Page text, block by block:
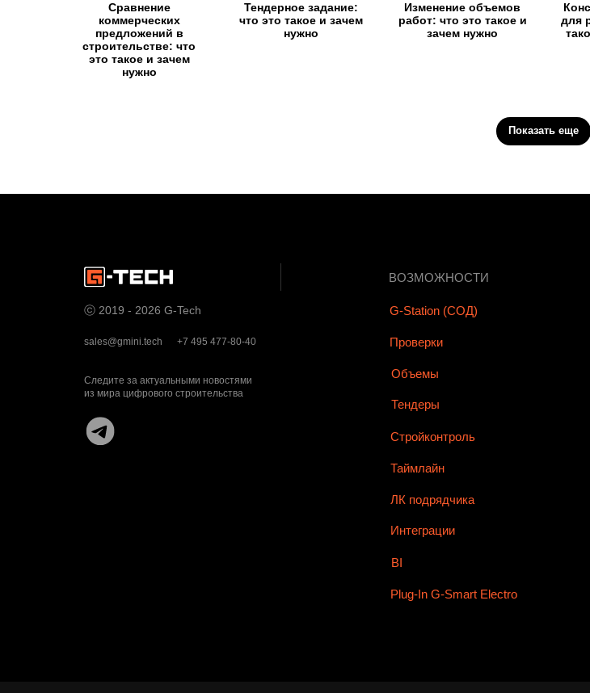
Сравнение
коммерческих
предложений в
строительстве: что
это такое и зачем
нужно
Тендерное задание:
что это такое и зачем
нужно
Изменение объемов
работ: что это такое и
зачем нужно
для
Показать еще
ⓒ 2019 - 2026 G-Tech
sales@gmini.tech +7 495 477-80-40
Следите за актуальными новостями
из мира цифрового строительства
G-Station (СОД)
Проверки
Объемы
Тендеры
Стройконтроль
Таймлайн
ЛК подрядчика
ВОЗМОЖНОСТИ
Интеграции
BI
Plug-In G-Smart Electro